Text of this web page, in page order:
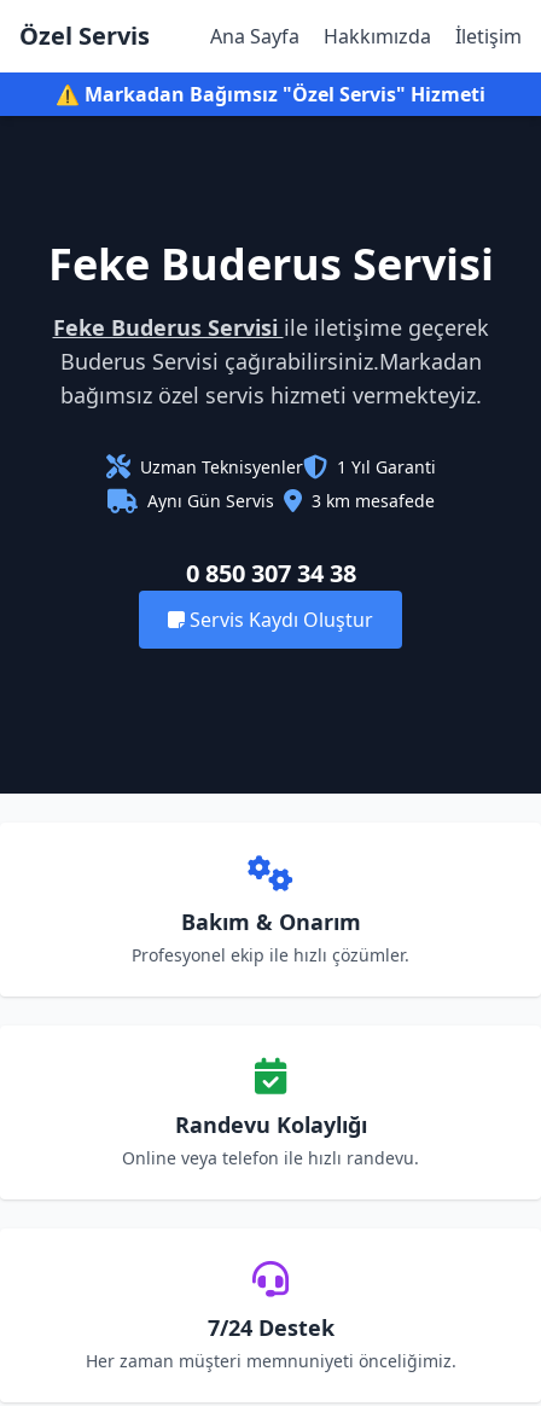
Özel Servis Ana Sayfa Hakkımızda İletişim
⚠️ Markadan Bağımsız "Özel Servis" Hizmeti
Feke Buderus Servisi
Feke Buderus Servisi ile iletişime geçerek
Buderus Servisi çağırabilirsiniz.Markadan
bağımsız özel servis hizmeti vermekteyiz.
Uzman Teknisyenler
1 Yıl Garanti
Aynı Gün Servis
3 km mesafede
0 850 307 34 38
Servis Kaydı Oluştur
Bakım & Onarım
Profesyonel ekip ile hızlı çözümler.
Randevu Kolaylığı
Online veya telefon ile hızlı randevu.
7/24 Destek
Her zaman müşteri memnuniyeti önceliğimiz.